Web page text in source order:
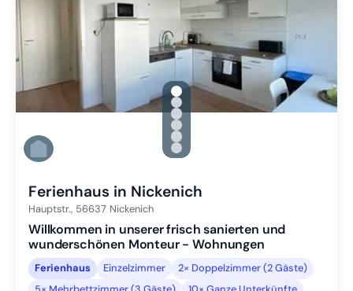
gallery.slide_selector
Zu Slide 1 wechseln
Zu Slide 2 wechseln
Zu Slide 3 wechseln
Zu Slide 4 wechseln
Zu Slide 5 wechseln
Zu Slide 6 wechseln
Ferienhaus in Nickenich
Hauptstr., 56637 Nickenich
Willkommen in unserer frisch sanierten und
wunderschönen Monteur - Wohnungen
Ferienhaus Einzelzimmer
2× Doppelzimmer (2 Gäste)